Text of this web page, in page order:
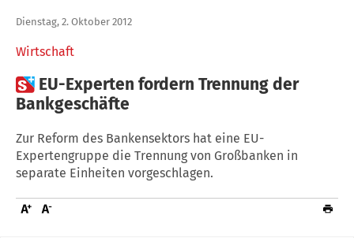
Wirtschaft
Dienstag, 2. Oktober 2012
 EU-Experten fordern Trennung der
Bankgeschäfte
Zur Reform des Bankensektors hat eine EU-
Expertengruppe die Trennung von Großbanken in
separate Einheiten vorgeschlagen.